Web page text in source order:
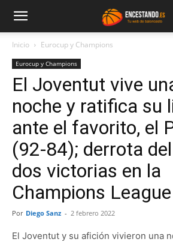
Inicio Eurocup y Champions
Eurocup y Champions
El Joventut vive
noche y ratifica su
ante el favorito, el
(92-84); derrota
dos victorias en la
Champions League
Por Diego Sanz - 2 febrero 2022
El Joventut y su afición vivieron una